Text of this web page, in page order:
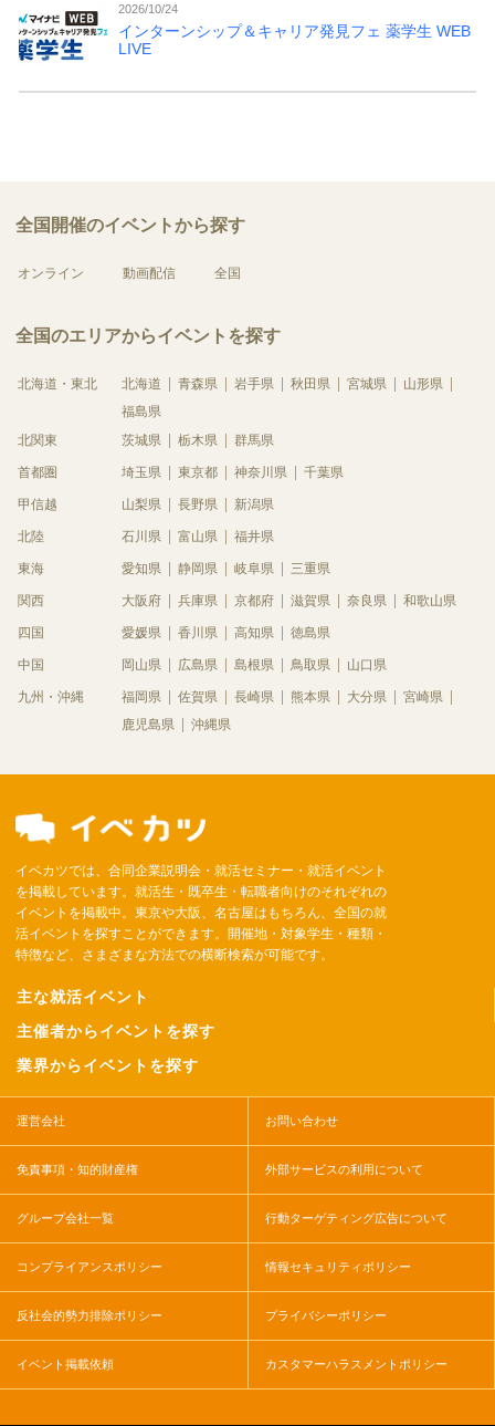
2026/10/24
インターンシップ＆キャリア発見フェ 薬学生 WEB
LIVE
全国開催のイベントから探す
オンライン 動画配信 全国
全国のエリアからイベントを探す
北海道・東北 北海道 青森県 岩手県 秋田県 宮城県
山形県
福島県
北関東
茨城県 栃木県 群馬県
首都圏 埼玉県 東京都 神奈川県 千葉県
甲信越 山梨県 長野県 新潟県
北陸 石川県 富山県 福井県
東海 愛知県 静岡県 岐阜県 三重県
関西 大阪府 兵庫県 京都府 滋賀県 奈良県 和歌山県
四国 愛媛県 香川県 高知県 徳島県
中国 岡山県 広島県 島根県 鳥取県 山口県
九州・沖縄 福岡県 佐賀県 長崎県 熊本県 大分県
宮崎県
鹿児島県
沖縄県
イベカツでは、合同企業説明会・就活セミナー・就活イベント
を掲載しています。就活生・既卒生・転職者向けのそれぞれの
イベントを掲載中。東京や大阪、名古屋はもちろん、全国の就
活イベントを探すことができます。開催地・対象学生・種類・
特徴など、さまざまな方法での横断検索が可能です。
主な就活イベント
主催者からイベントを探す
業界からイベントを探す
運営会社 お問い合わせ
免責事項・知的財産権 外部サービスの利用について
グループ会社一覧 行動ターゲティング広告について
コンプライアンスポリシー 情報セキュリティポリシー
反社会的勢力排除ポリシー プライバシーポリシー
イベント掲載依頼 カスタマーハラスメントポリシー